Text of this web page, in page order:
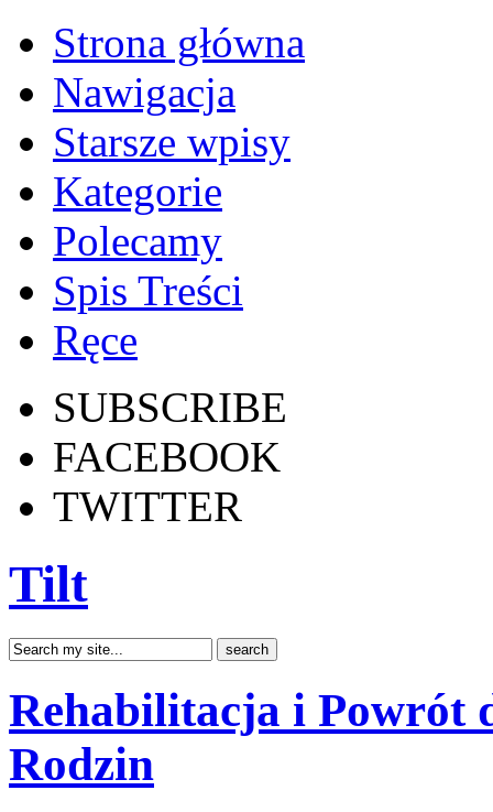
Strona główna
Nawigacja
Starsze wpisy
Kategorie
Polecamy
Spis Treści
Ręce
SUBSCRIBE
FACEBOOK
TWITTER
Tilt
Rehabilitacja i Powrót
Rodzin